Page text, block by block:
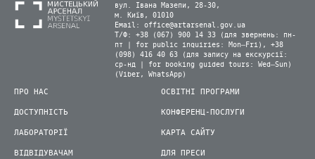
вул. Івана Мазепи, 28-30,
м. Київ, 01010
Email: office@artarsenal.gov.ua
Т/Ф: +38 (067) 900 14 33 (для звернень: пн-
пт | for public inquiries: Mon–Fri), +38
(098) 416 40 63 (для запису на екскурсії:
ср-нд | for booking guided tours: Wed–Sun)
(Viber, WhatsApp)
ПРО НАС
ДОСТУПНІСТЬ
ЛАБОРАТОРІЇ
ВІДВІДУВАЧАМ
ОСВІТНІ ПРОГРАМИ
КОНФЕРЕНЦ-ПОСЛУГИ
КАРТА САЙТУ
ДЛЯ ПРЕСИ